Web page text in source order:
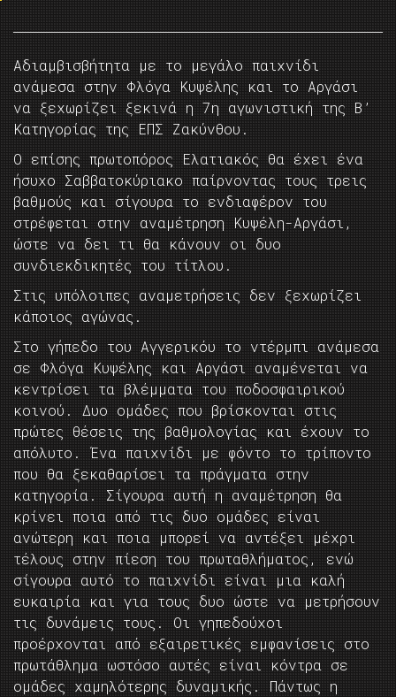
Αδιαμβισβήτητα με το μεγάλο παιχνίδι
ανάμεσα στην Φλόγα Κυψέλης και το Αργάσι
να ξεχωρίζει ξεκινά η 7η αγωνιστική της Β’
Κατηγορίας της ΕΠΣ Ζακύνθου.
Ο επίσης πρωτοπόρος Ελατιακός θα έχει ένα
ήσυχο Σαββατοκύριακο παίρνοντας τους τρεις
βαθμούς και σίγουρα το ενδιαφέρον του
στρέφεται στην αναμέτρηση Κυψέλη-Αργάσι,
ώστε να δει τι θα κάνουν οι δυο
συνδιεκδικητές του τίτλου.
Στις υπόλοιπες αναμετρήσεις δεν ξεχωρίζει
κάποιος αγώνας.
Στο γήπεδο του Αγγερικόυ το ντέρμπι ανάμεσα
σε Φλόγα Κυψέλης και Αργάσι αναμένεται να
κεντρίσει τα βλέμματα του ποδοσφαιρικού
κοινού. Δυο ομάδες που βρίσκονται στις
πρώτες θέσεις της βαθμολογίας και έχουν το
απόλυτο. Ένα παιχνίδι με φόντο το τρίποντο
που θα ξεκαθαρίσει τα πράγματα στην
κατηγορία. Σίγουρα αυτή η αναμέτρηση θα
κρίνει ποια από τις δυο ομάδες είναι
ανώτερη και ποια μπορεί να αντέξει μέχρι
τέλους στην πίεση του πρωταθλήματος, ενώ
σίγουρα αυτό το παιχνίδι είναι μια καλή
ευκαιρία και για τους δυο ώστε να μετρήσουν
τις δυνάμεις τους. Οι γηπεδούχοι
προέρχονται από εξαιρετικές εμφανίσεις στο
πρωτάθλημα ωστόσο αυτές είναι κόντρα σε
ομάδες χαμηλότερης δυναμικής. Πάντως η